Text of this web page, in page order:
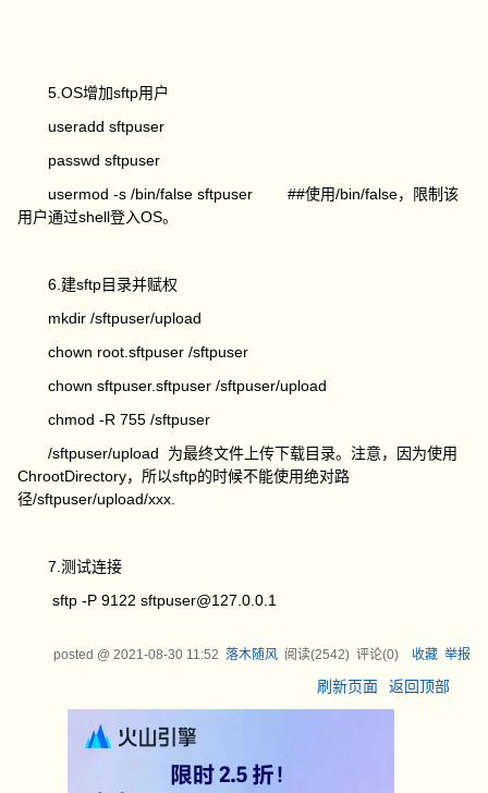
5.OS增加sftp用户
useradd sftpuser
passwd sftpuser
usermod -s /bin/false sftpuser ##使用/bin/false，限制该
用户通过shell登入OS。
6.建sftp目录并赋权
mkdir /sftpuser/upload
chown root.sftpuser /sftpuser
chown sftpuser.sftpuser /sftpuser/upload
chmod -R 755 /sftpuser
/sftpuser/upload 为最终文件上传下载目录。注意，因为使用
ChrootDirectory，所以sftp的时候不能使用绝对路
径/sftpuser/upload/xxx.
7.测试连接
sftp -P 9122 sftpuser@127.0.0.1
posted @ 2021-08-30 11:52 落木随风阅读(2542) 评论(0) 收藏 举报
刷新页面 返回顶部